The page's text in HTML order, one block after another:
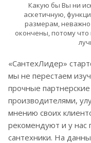
Какую бы Вы ни
аскетичную,
размерам,
окончены, потому
«СантехЛидер»
мы не перестаем
прочные
производителями,
мнению своих
рекомендуют и у нас
сантехники. На